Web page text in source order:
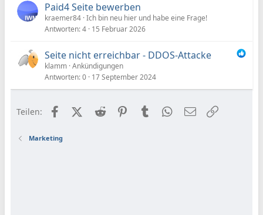
Paid4 Seite bewerben
kraemer84 Ich bin neu hier und habe eine Frage!
Antworten 4 15 Februar 2026
Seite nicht erreichbar - DDOS-Attacke
klamm Ankündigungen
Antworten 0 17 September 2024
Teilen: FacebookX (Twitter)
Reddit PinterestTumblr WhatsApp
E-Mail
Marketing